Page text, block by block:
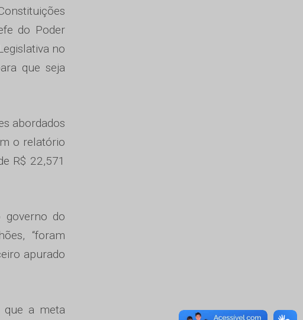
do Poder
no
que seja
abordados
o relatório
R$ 22,571
governo do
“foram
apurado
que a meta